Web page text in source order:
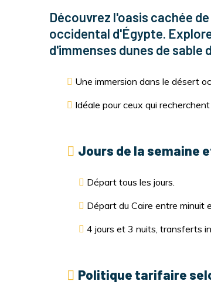
Découvrez l'oasis cachée
occidental d'Égypte.
d'immenses dunes de sable
Une immersion dans le désert
Idéale pour ceux qui
Jours de la semaine
Départ tous les jours.
Départ du Caire entre minuit
4 jours et 3 nuits, transferts
Politique tarifaire